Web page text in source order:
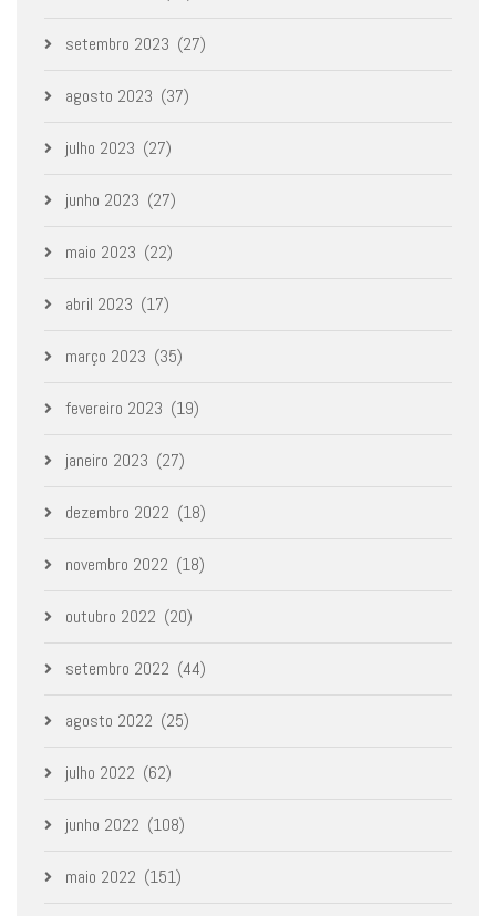
setembro 2023 (27)
agosto 2023 (37)
julho 2023 (27)
junho 2023 (27)
maio 2023 (22)
abril 2023 (17)
março 2023 (35)
fevereiro 2023 (19)
janeiro 2023 (27)
dezembro 2022 (18)
novembro 2022 (18)
outubro 2022 (20)
setembro 2022 (44)
agosto 2022 (25)
julho 2022 (62)
junho 2022 (108)
maio 2022 (151)